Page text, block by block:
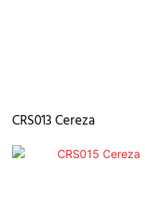
CRS013 Cereza